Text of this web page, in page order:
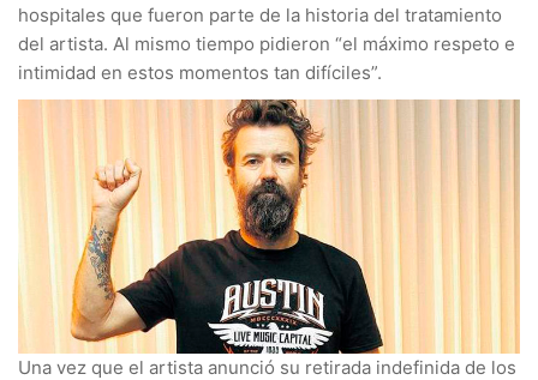
hospitales que fueron parte de la historia del tratamiento
del artista. Al mismo tiempo pidieron “el máximo respeto e
intimidad en estos momentos tan difíciles”.
Una vez que el artista anunció su retirada indefinida de los